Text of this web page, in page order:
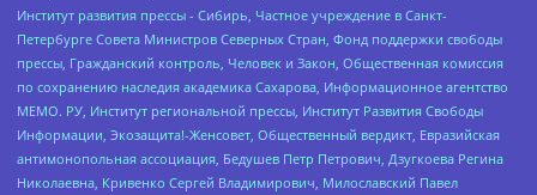
Институт развития прессы - Сибирь, Частное учреждение в Санкт-
Петербурге Совета Министров Северных Стран, Фонд поддержки свободы
прессы, Гражданский контроль, Человек и Закон, Общественная комиссия
по сохранению наследия академика Сахарова, Информационное агентство
МЕМО. РУ, Институт региональной прессы, Институт Развития Свободы
Информации, Экозащита!-Женсовет, Общественный вердикт, Евразийская
антимонопольная ассоциация, Бедушев Петр Петрович, Дзугкоева Регина
Николаевна, Кривенко Сергей Владимирович, Милославский Павел